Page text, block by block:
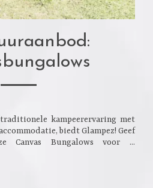
kampeerervaring met
biedt Glampez! Geef
Canvas Bungalows voor ...